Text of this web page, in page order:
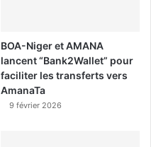
BOA-Niger et AMANA
lancent “Bank2Wallet” pour
faciliter les transferts vers
AmanaTa
9 février 2026